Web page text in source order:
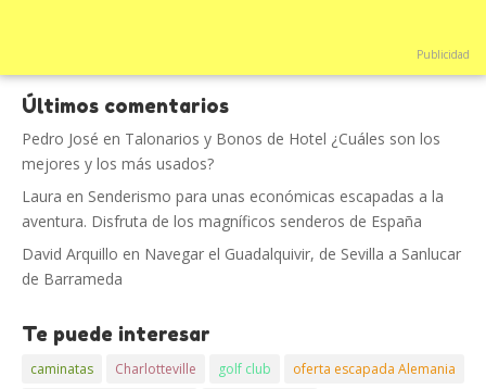
Publicidad
Últimos comentarios
Pedro José en Talonarios y Bonos de Hotel ¿Cuáles son los
mejores y los más usados?
Laura en Senderismo para unas económicas escapadas a la
aventura. Disfruta de los magníficos senderos de España
David Arquillo en Navegar el Guadalquivir, de Sevilla a Sanlucar
de Barrameda
Te puede interesar
caminatas Charlotteville golf club
oferta escapada Alemania